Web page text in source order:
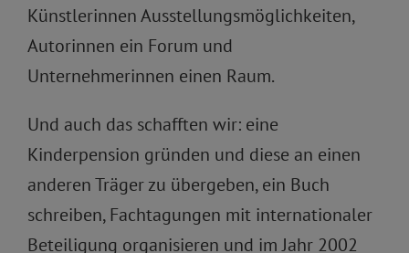
Künstlerinnen Ausstellungsmöglichkeiten,
Autorinnen ein Forum und
Unternehmerinnen einen Raum.
Und auch das schafften wir: eine
Kinderpension gründen und diese an einen
anderen Träger zu übergeben, ein Buch
schreiben, Fachtagungen mit internationaler
Beteiligung organisieren und im Jahr 2002